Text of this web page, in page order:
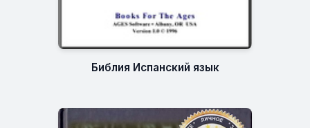
Библия Испанский язык